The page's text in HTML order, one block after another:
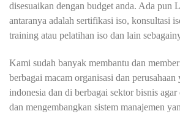
disesuaikan dengan budget anda. Ada pun
antaranya adalah sertifikasi iso, konsultasi
training atau pelatihan iso dan lain
Kami sudah banyak membantu dan
berbagai macam organisasi dan perusahaan
indonesia dan di berbagai sektor bisnis
dan mengembangkan sistem manajemen